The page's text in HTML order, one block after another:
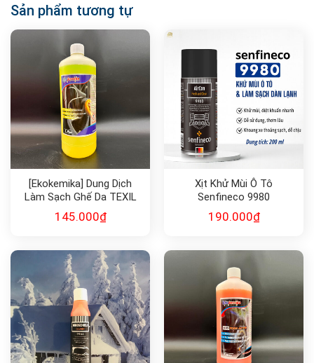
Sản phẩm tương tự
[Ekokemika] Dung Dịch
Làm Sạch Ghế Da TEXIL
1L
145.000₫
Xịt Khử Mùi Ô Tô
Senfineco 9980
190.000₫